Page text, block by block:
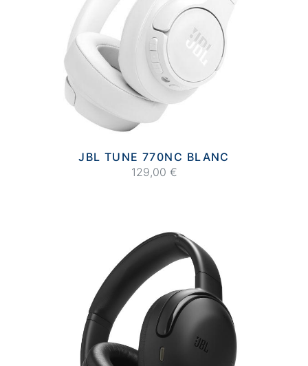
JBL TUNE 770NC BLANC
129,00 €